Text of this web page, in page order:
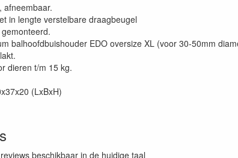
afneembaar.
in lengte verstelbare draagbeugel
balhoofdbuishouder EDO oversize XL (voor 30-50mm
dieren t/m 15 kg.
(LxBxH)
beschikbaar in de huidige taal